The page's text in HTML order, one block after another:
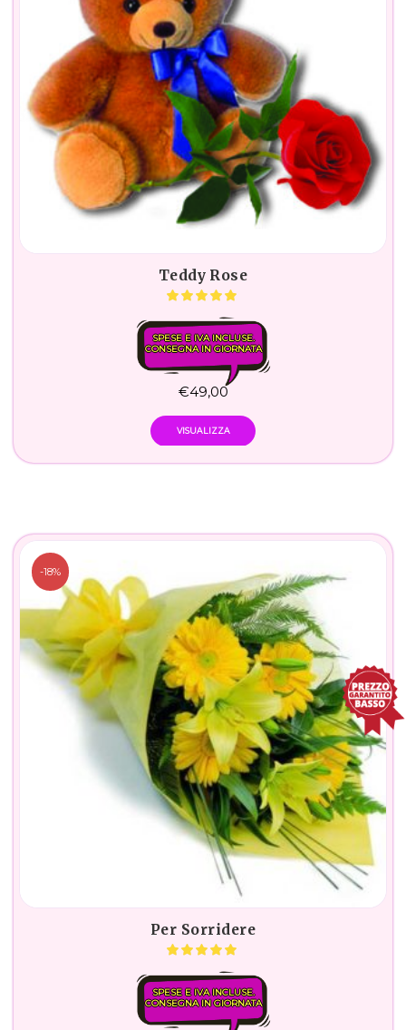
Teddy Rose
SPESE E IVA INCLUSE.
CONSEGNA IN GIORNATA
€49,00
VISUALIZZA
-18%
Per Sorridere
SPESE E IVA INCLUSE.
CONSEGNA IN GIORNATA